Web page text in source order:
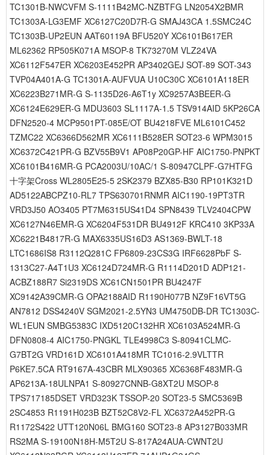
TC1301B-NWCVFM S-1111B42MC-NZBTFG LN2054X2BMR
TC1303A-LG3EMF XC6127C20D7R-G SMAJ43CA 1.5SMC24C
TC1303B-UP2EUN AAT60119A BFU520Y XC6101B617ER
ML62362 RP505K071A MSOP-8 TK73270M VLZ24VA
XC6112F547ER XC6203E452PR AP3402GEJ SOT-89 SOT-343
TVP04A401A-G TC1301A-AUFVUA U10C30C XC6101A118ER
XC6223B271MR-G S-1135D26-A6T1y XC9257A3BEER-G
XC6124E629ER-G MDU3603 SL1117A-1.5 TSV914AID 5KP26CA
DFN2520-4 MCP9501PT-085E/OT BU4218FVE ML6101C452
TZMC22 XC6366D562MR XC6111B528ER SOT23-6 WPM3015
XC6372C421PR-G BZV55B9V1 AP08P20GP-HF AIC1750-PNPKT
XC6101B416MR-G PCA2003U/10AC/1 S-80947CLPF-G7HTFG
十字架Cross WL2805E25-5 2SK2379 BZX85-B30 RP101K321D
AD5122ABCPZ10-RL7 TPS630701RNMR AIC1190-19PT3TR
VRD3J50 AO3405 PT7M6315US41D4 SPN8439 TLV2404CPW
XC6127N46EMR-G XC6204F531DR BU4912F KRC410 3KP33A
XC6221B4817R-G MAX6335US16D3 AS1369-BWLT-18
LTC1686IS8 R3112Q281C FP6809-23CS3G IRF6628PbF S-
1313C27-A4T1U3 XC6124D724MR-G R1114D201D ADP121-
ACBZ188R7 Si2319DS XC61CN1501PR BU4247F
XC9142A39CMR-G OPA2188AID R1190H077B NZ9F16VT5G
AN7812 DSS4240V SGM2021-2.5YN3 UM4750DB-DR TC1303C-
WL1EUN SMBG5383C IXD5120C132HR XC6103A524MR-G
DFN0808-4 AIC1750-PNGKL TLE4998C3 S-80941CLMC-
G7BT2G VRD161D XC6101A418MR TC1016-2.9VLTTR
P6KE7.5CA RT9167A-43CBR MLX90365 XC6368F483MR-G
AP6213A-18ULNPA1 S-80927CNNB-G8XT2U MSOP-8
TPS717185DSET VRD323K TSSOP-20 SOT23-5 SMC5369B
2SC4853 R1191H023B BZT52C8V2-FL XC6372A452PR-G
R1172S422 UTT120N06L BMG160 SOT23-8 AP3127B033MR
RS2MA S-19100N18H-M5T2U S-817A24AUA-CWNT2U